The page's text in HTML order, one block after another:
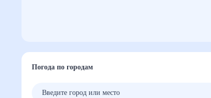
Погода по городам